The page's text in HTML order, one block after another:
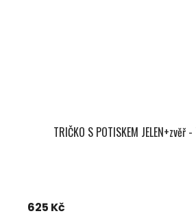
TRIČKO S POTISKEM JELEN+zvěř -
625 Kč